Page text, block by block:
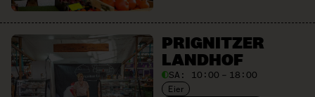
PRIGNITZER
LANDHOF
SA: 10:00 – 18:00
Eier